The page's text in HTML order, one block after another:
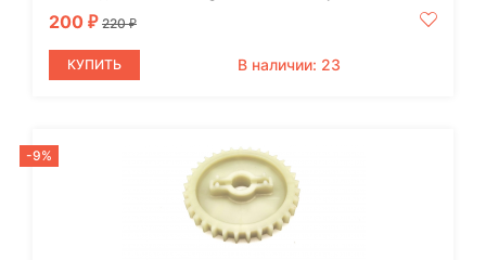
200 ₽ 220₽
КУПИТЬ В наличии: 23
-9%